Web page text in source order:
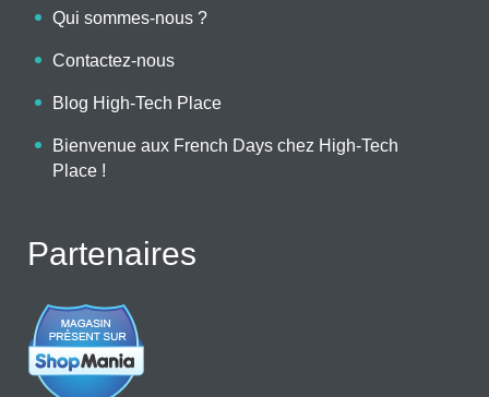
Qui sommes-nous ?
Contactez-nous
Blog High-Tech Place
Bienvenue aux French Days chez High-Tech
Place !
Partenaires